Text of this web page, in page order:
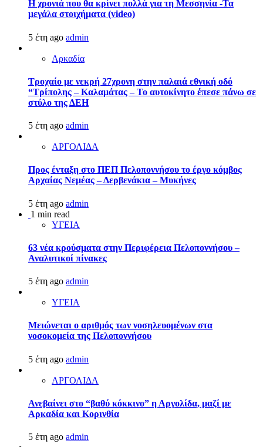
Η χρονιά που θα κρίνει πολλά για τη Μεσσηνία -Τα
μεγάλα στοιχήματα (video)
5 έτη ago admin
Αρκαδία
Τροχαίο με νεκρή 27χρονη στην παλαιά εθνική οδό
“Τρίπολης – Καλαμάτας – Το αυτοκίνητο έπεσε πάνω σε
στύλο της ΔΕΗ
5 έτη ago admin
ΑΡΓΟΛΙΔΑ
Προς ένταξη στο ΠΕΠ Πελοποννήσου το έργο κόμβος
Αρχαίας Νεμέας – Δερβενάκια – Μυκήνες
5 έτη ago admin
1 min read
ΥΓΕΙΑ
63 νέα κρούσματα στην Περιφέρεια Πελοποννήσου –
Αναλυτικοί πίνακες
5 έτη ago admin
ΥΓΕΙΑ
Μειώνεται ο αριθμός των νοσηλευομένων στα
νοσοκομεία της Πελοποννήσου
5 έτη ago admin
ΑΡΓΟΛΙΔΑ
Ανεβαίνει στο “βαθύ κόκκινο” η Αργολίδα, μαζί με
Αρκαδία και Κορινθία
5 έτη ago admin